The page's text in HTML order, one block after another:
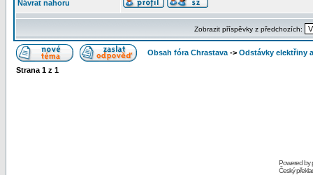
Návrat nahoru
Zobrazit příspěvky z předchozích:
Obsah fóra Chrastava -> Odstávky elektřiny
Strana 1 z 1
Powered by
Český